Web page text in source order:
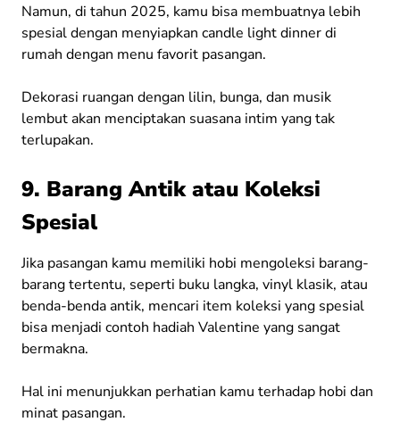
Namun, di tahun 2025, kamu bisa membuatnya lebih
spesial dengan menyiapkan candle light dinner di
rumah dengan menu favorit pasangan.
Dekorasi ruangan dengan lilin, bunga, dan musik
lembut akan menciptakan suasana intim yang tak
terlupakan.
9. Barang Antik atau Koleksi
Spesial
Jika pasangan kamu memiliki hobi mengoleksi barang-
barang tertentu, seperti buku langka, vinyl klasik, atau
benda-benda antik, mencari item koleksi yang spesial
bisa menjadi contoh hadiah Valentine yang sangat
bermakna.
Hal ini menunjukkan perhatian kamu terhadap hobi dan
minat pasangan.